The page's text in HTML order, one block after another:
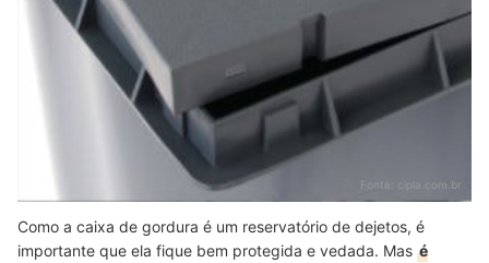
Fonte: cipla.com.br
Como a caixa de gordura é um reservatório de dejetos, é
importante que ela fique bem protegida e vedada. Mas é